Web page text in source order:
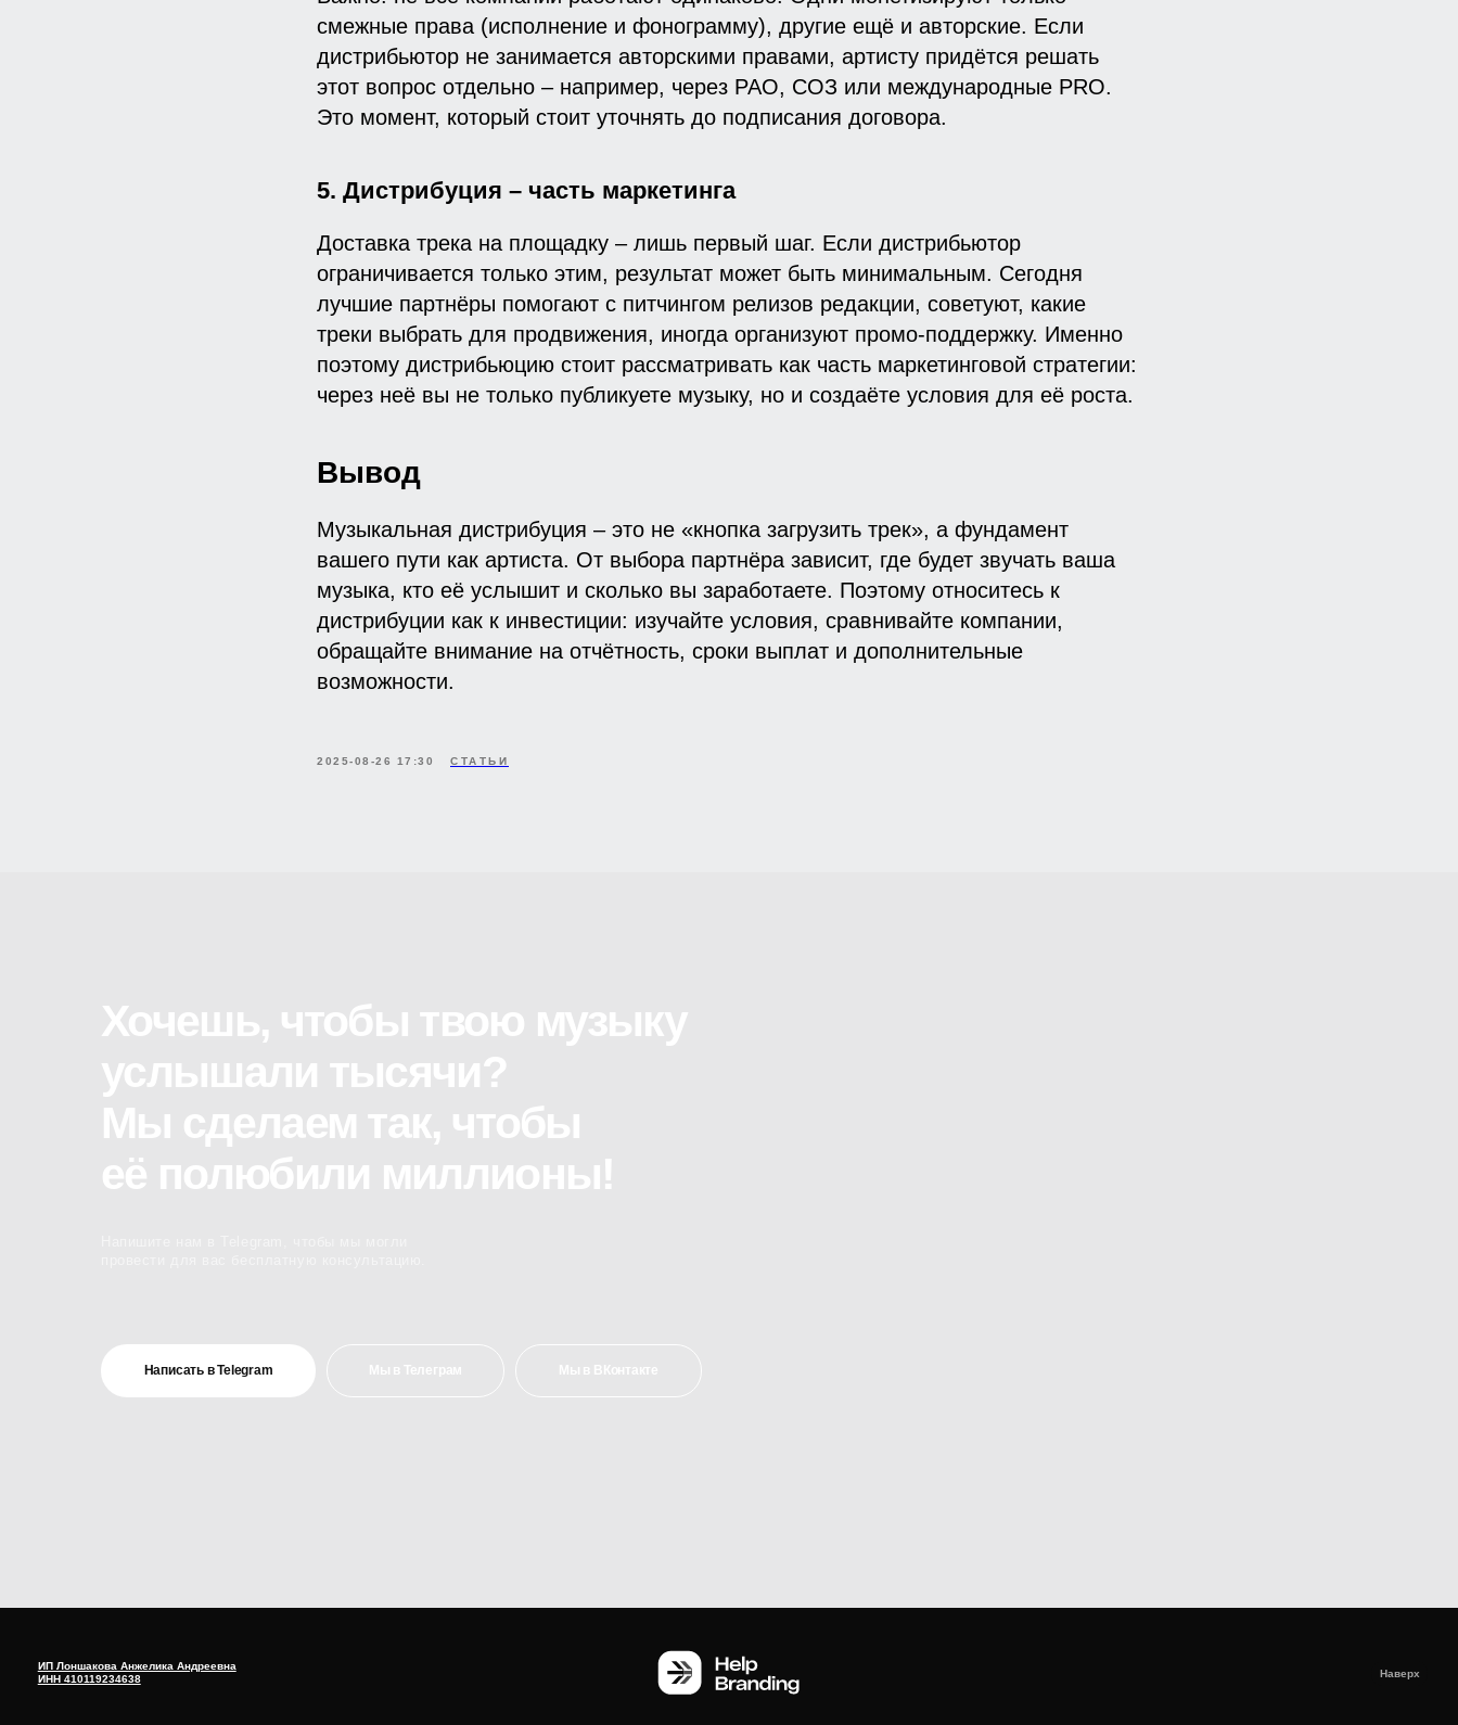
смежные права (исполнение и фонограмму), другие ещё и авторские. Если
дистрибьютор не занимается авторскими правами, артисту придётся решать
этот вопрос отдельно – например, через РАО, СОЗ или международные PRO.
Это момент, который стоит уточнять до подписания договора.
5. Дистрибуция – часть маркетинга
Доставка трека на площадку – лишь первый шаг. Если дистрибьютор
ограничивается только этим, результат может быть минимальным. Сегодня
лучшие партнёры помогают с питчингом релизов редакции, советуют, какие
треки выбрать для продвижения, иногда организуют промо-поддержку. Именно
поэтому дистрибьюцию стоит рассматривать как часть маркетинговой стратегии:
через неё вы не только публикуете музыку, но и создаёте условия для её роста.
Вывод
Музыкальная дистрибуция – это не «кнопка загрузить трек», а фундамент
вашего пути как артиста. От выбора партнёра зависит, где будет звучать ваша
музыка, кто её услышит и сколько вы заработаете. Поэтому относитесь к
дистрибуции как к инвестиции: изучайте условия, сравнивайте компании,
обращайте внимание на отчётность, сроки выплат и дополнительные
возможности.
2025-08-26 17:30 СТАТЬИ
Хочешь, чтобы твою музыку
Мы сделаем так, чтобы